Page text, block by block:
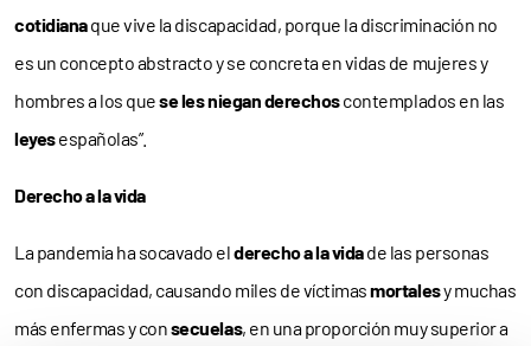
cotidianaque vive la discapacidad, porque la discriminación no
es un concepto abstracto y se concreta en vidas de mujeres y
hombres a los quese les niegan derechoscontemplados en las
leyesespañolas”.
Derecho a la vida
La pandemia ha socavado elderecho a la vidade las personas
con discapacidad, causando miles de víctimasmortalesy muchas
más enfermas y consecuelas, en una proporción muy superior a